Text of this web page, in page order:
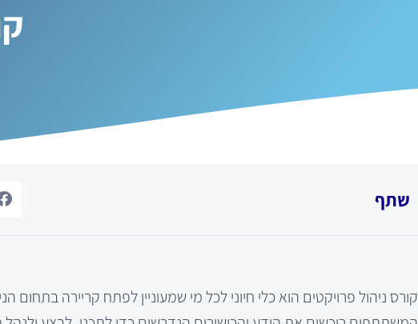
שתף
קורס ניהול פרויקטים הוא כלי חיוני לכל מי שמעוניין לפתח קריירה